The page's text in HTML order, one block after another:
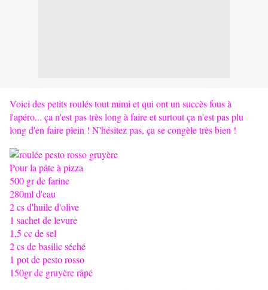
Voici des petits roulés tout mimi et qui ont un succès fous à
l'apéro... ça n'est pas très long à faire et surtout ça n'est pas plu
long d'en faire plein ! N'hésitez pas, ça se congèle très bien !
Pour la pâte à pizza
500 gr de farine
280ml d'eau
2 cs d'huile d'olive
1 sachet de levure
1,5 cc de sel
2 cs de basilic séché
1 pot de pesto rosso
150gr de gruyère râpé